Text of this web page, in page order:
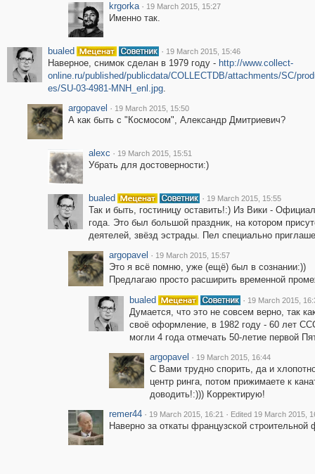
krgorka · 19 March 2015, 15:27
Именно так.
bualed · 19 March 2015, 15:46
Наверное, снимок сделан в 1979 году - http://www.collect-
online.ru/published/publicdata/COLLECTDB/attachments/SC/
es/SU-03-4981-MNH_enl.jpg.
argopavel · 19 March 2015, 15:50
А как быть с "Космосом", Александр Дмитриевич?
alexc · 19 March 2015, 15:51
Убрать для достоверности:)
bualed · 19 March 2015, 15:55
Так и быть, гостиницу оставить!:) Из Вики -
года. Это был большой праздник, на котором
деятелей, звёзд эстрады. Пел специально
argopavel · 19 March 2015, 15:57
Это я всё помню, уже (ещё) был в сознании:))
Предлагаю просто расширить временной
bualed
· 19 March 2015,
Думается, что это не совсем верно, так
своё оформление, в 1982 году - 60 лет
могли 4 года отмечать 50-летие первой
argopavel · 19 March 2015, 16:44
С Вами трудно спорить, да и
центр ринга, потом прижимаете к
доводить!:))) Корректирую!
remer44 · 19 March 2015, 16:21 · Edited 19 March 2015,
Наверно за откаты французской